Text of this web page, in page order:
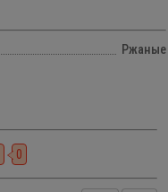
Ржаные
0